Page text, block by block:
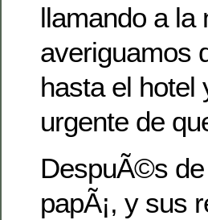
llamando a la
averiguamos
hasta el hotel
urgente de
DespuÃ©s
papÃ¡, y sus